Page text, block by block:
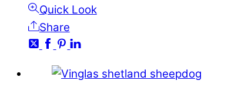
Quick Look
Share